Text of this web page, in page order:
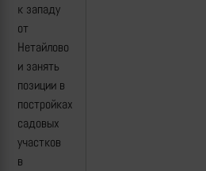
к западу
от
Нетайлово
и занять
позиции в
постройках
садовых
участков
в